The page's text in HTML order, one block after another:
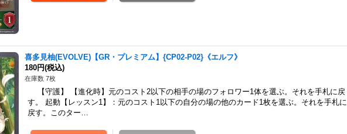
喜多見柚(EVOLVE)【GR・プレミアム】{CP02-P02}《エルフ》
180円(税込)
在庫数 7枚
【守護】 【進化時】元のコスト2以下の相手の場のフォロワー1体を選ぶ。それを手札に戻
す。 起動【レッスン1】：元のコスト1以下の自分の場の他のカード1枚を選ぶ。それを手札に
戻す。このター…